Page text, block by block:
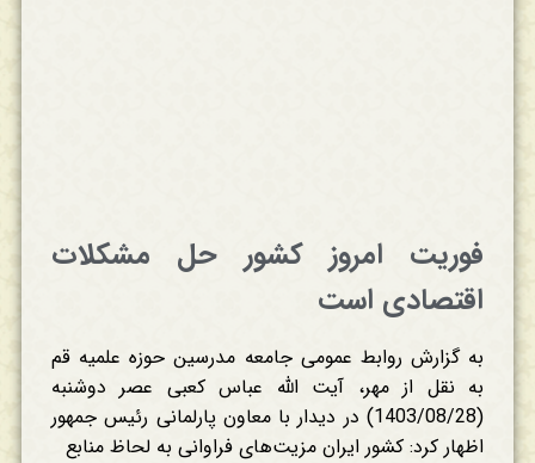
فوریت امروز کشور حل مشکلات
اقتصادی است
به گزارش روابط عمومی جامعه مدرسین حوزه علمیه قم
به نقل از مهر، آیت الله عباس کعبی عصر دوشنبه
(1403/08/28) در دیدار با معاون پارلمانی رئیس‌ جمهور
اظهار کرد: کشور ایران مزیت‌های فراوانی به لحاظ منابع